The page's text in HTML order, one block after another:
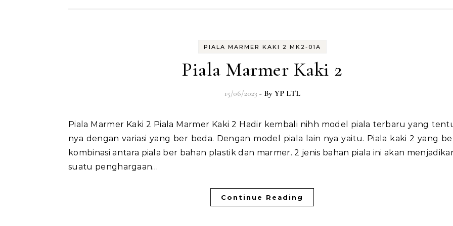
PIALA MARMER KAKI 2 MK2-01A
Piala Marmer Kaki 2
15/06/2023 - By YP LTL
Piala Marmer Kaki 2 Piala Marmer Kaki 2 Hadir kembali nihh model piala terbaru yang tentu
nya dengan variasi yang ber beda. Dengan model piala lain nya yaitu. Piala kaki 2 yang
kombinasi antara piala ber bahan plastik dan marmer. 2 jenis bahan piala ini akan
suatu penghargaan…
Continue Reading